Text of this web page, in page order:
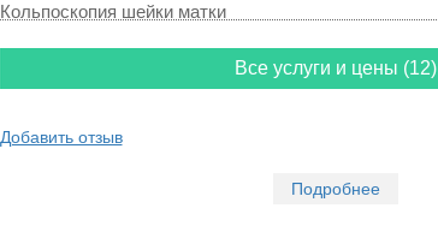
Кольпоскопия шейки матки
Все услуги и цены (12)
Добавить отзыв
Подробнее